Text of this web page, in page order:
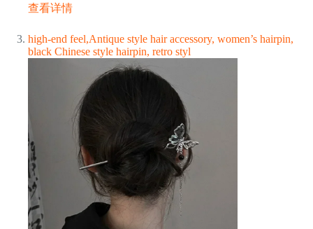
查看详情
high-end feel,Antique style hair accessory, women’s hairpin,
black Chinese style hairpin, retro styl